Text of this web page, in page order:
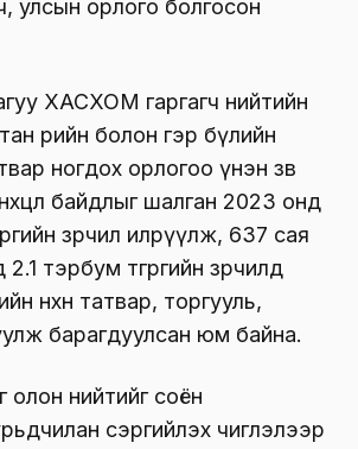
улсын орлого болгосон
ХАСХОМ гаргагч нийтийн
өөрийн болон гэр бүлийн
ногдох орлогоо үнэн зөв
байдлыг шалган 2023 онд
зөрчил илрүүлж, 637 сая
2.1 тэрбум төгрөгийн зөрчилд
нөхөн татвар, торгууль,
барагдуулсан юм байна.
олон нийтийг соён
сэргийлэх чиглэлээр